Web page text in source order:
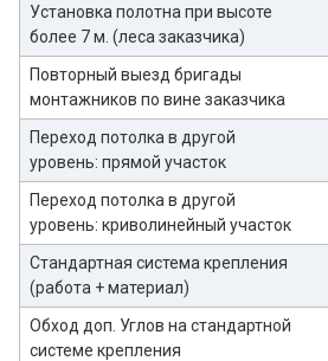
Установка полотна при высоте
более 7 м. (леса заказчика)
Повторный выезд бригады
монтажников по вине заказчика
Переход потолка в другой
уровень: прямой участок
Переход потолка в другой
уровень: криволинейный участок
Стандартная система крепления
(работа + материал)
Обход доп. Углов на стандартной
системе крепления